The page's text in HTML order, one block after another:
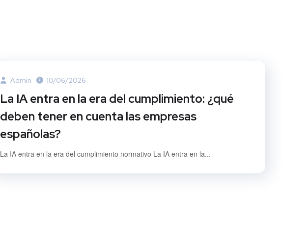
Admin 10/06/2026
La IA entra en la era del cumplimiento: ¿qué
deben tener en cuenta las empresas
españolas?
La IA entra en la era del cumplimiento normativo La IA entra en la...